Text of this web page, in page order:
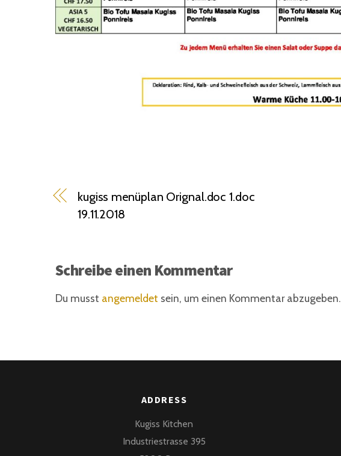
kugiss menüplan Orignal.doc 1.doc
19.11.2018
Schreibe einen Kommentar
Du musst angemeldet sein, um einen Kommentar abzugeben.
ADDRESS
Kugiss Kitchen
Industriestrasse 395